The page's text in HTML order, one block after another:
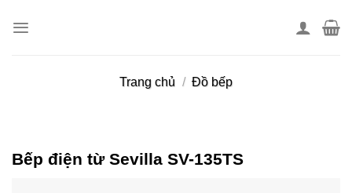
Trang chủ / Đồ bếp
Bếp điện từ Sevilla SV-135TS